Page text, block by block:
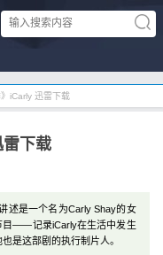
iCarly 迅雷下载
雷下载
述是一个名为Carly Shay的女
目——记录iCarly在生活中发生
是这部剧的执行制片人。